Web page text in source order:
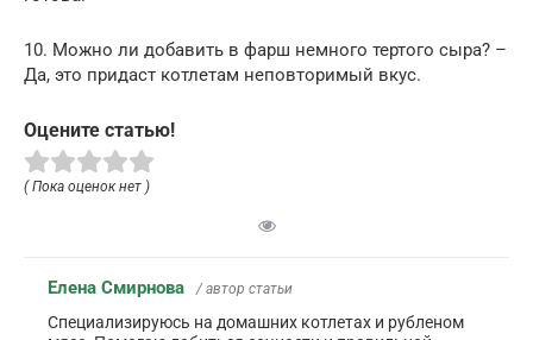
10. Можно ли добавить в фарш немного тертого сыра? –
Да, это придаст котлетам неповторимый вкус.
Оцените статью!
( Пока оценок нет )
Елена Смирнова / автор статьи
Специализируюсь на домашних котлетах и рубленом